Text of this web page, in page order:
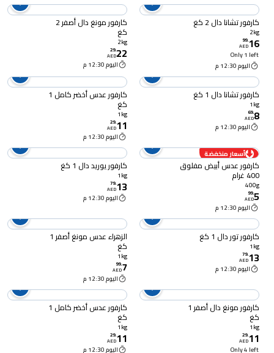
كارفور تشانا دال 2 كغ
2kg
16
.
99
AED
Only 1 left
اليوم 12:30 م
كارفور مونغ دال أصفر 2
كغ
2kg
22
.
29
AED
اليوم 12:30 م
كارفور تشانا دال 1 كغ
1kg
8
.
69
AED
اليوم 12:30 م
كارفور عدس أخضر كامل 1
كغ
1kg
11
.
29
AED
اليوم 12:30 م
أسعار منخفضة
كارفور عدس أبيض مفلوق
400 غرام
400g
5
.
99
AED
اليوم 12:30 م
كارفور يوريد دال 1 كغ
1kg
13
.
79
AED
اليوم 12:30 م
كارفور تور دال 1 كغ
1kg
13
.
79
AED
اليوم 12:30 م
الزهراء عدس مونغ أصفر 1
كغ
1kg
7
.
99
AED
اليوم 12:30 م
كارفور مونغ دال أصفر 1
كغ
1kg
11
.
29
AED
Only 4 left
كارفور عدس أخضر كامل 1
كغ
1kg
11
.
29
AED
اليوم 12:30 م